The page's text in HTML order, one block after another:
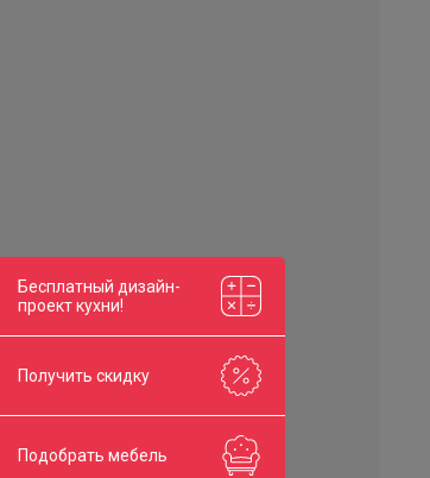
Бесплатный дизайн-
проект кухни!
Получить скидку
Подобрать мебель